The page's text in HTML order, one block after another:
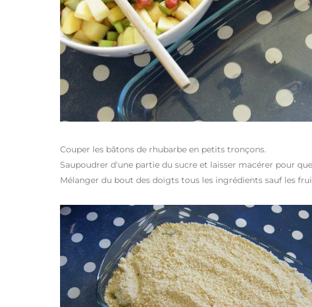
Couper les bâtons de rhubarbe en petits tronçons.
Saupoudrer d'une partie du sucre et laisser macérer pour
Mélanger du bout des doigts tous les ingrédients sauf les